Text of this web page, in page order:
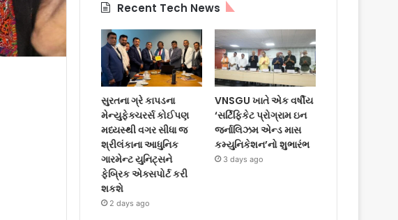
Recent Tech News
સુરતના ગ્રે કાપડના
મેન્યુફેક્ચરર્સ કોઈપણ
મધ્યસ્થી વગર સીધા જ
શ્રીલંકાના આધુનિક
ગારમેન્ટ યુનિટ્સને
ફેબ્રિક એક્સપોર્ટ કરી
શકશે
2 days ago
VNSGU ખાતે એક વર્ષીય
‘સર્ટિફિકેટ પ્રોગ્રામ ઇન
જર્નાલિઝમ એન્ડ માસ
કમ્યુનિકેશન’નો શુભારંભ
3 days ago